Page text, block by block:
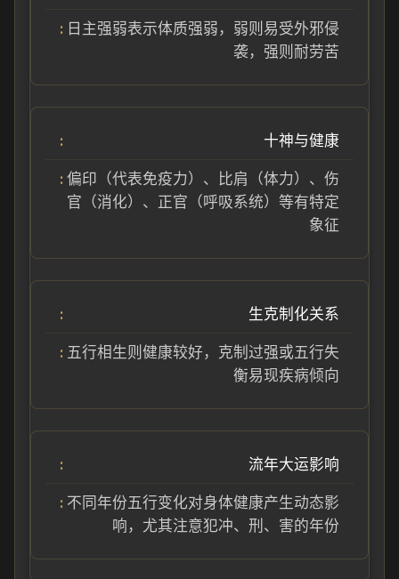
日主强弱表示体质强弱，弱则易受外邪侵
袭，强则耐劳苦
十神与健康
偏印（代表免疫力）、比肩（体力）、伤
官（消化）、正官（呼吸系统）等有特定
象征
生克制化关系
五行相生则健康较好，克制过强或五行失
衡易现疾病倾向
流年大运影响
不同年份五行变化对身体健康产生动态影
响，尤其注意犯冲、刑、害的年份